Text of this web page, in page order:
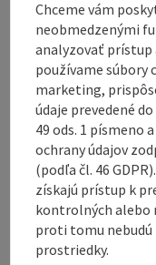
Opening hours
Equipment
Prices
Arrival
Chceme vám
neobmedzenými
analyzovať prístup
používame súbory
marketing,
údaje prevedené
49 ods. 1 písmeno
ochrany údajov
(podľa čl. 46
získajú prístup k
kontrolných alebo
proti tomu nebudú
prostriedky.